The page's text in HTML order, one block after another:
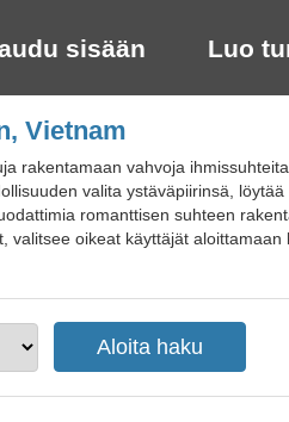
sisään Luo
Vietnam
rakentamaan vahvoja
valita ystäväpiirinsä, löytää
romanttisen suhteen
valitsee oikeat käyttäjät aloittamaan